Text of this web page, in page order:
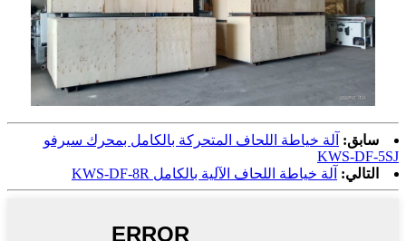
سابق: آلة خياطة اللحاف المتحركة بالكامل بمحرك سيرفو
KWS-DF-5SJ
التالي: آلة خياطة اللحاف الآلية بالكامل KWS-DF-8R